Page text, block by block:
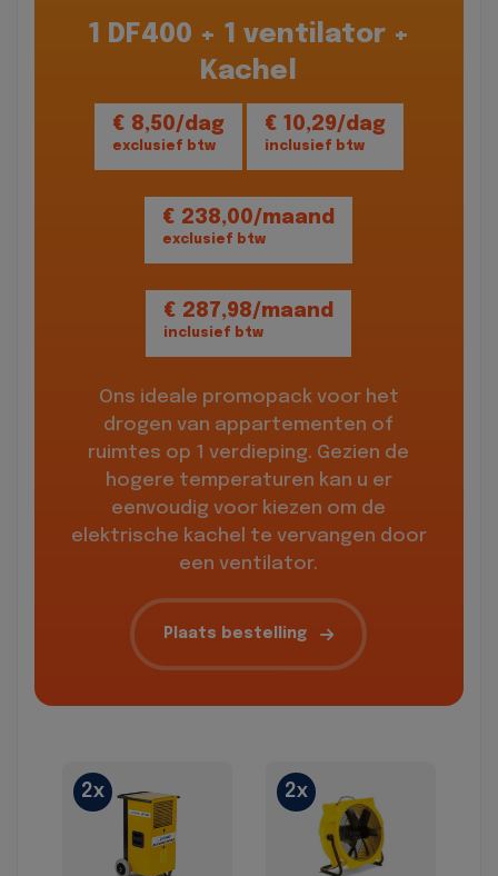
1 DF400 + 1 ventilator +
Kachel
€ 8,50/dag
exclusief btw
€ 10,29/dag
inclusief btw
€ 238,00/maand
exclusief btw
€ 287,98/maand
inclusief btw
Ons ideale promopack voor het
drogen van appartementen of
ruimtes op 1 verdieping. Gezien de
hogere temperaturen kan u er
eenvoudig voor kiezen om de
elektrische kachel te vervangen door
een ventilator.
Plaats bestelling
2x 2x